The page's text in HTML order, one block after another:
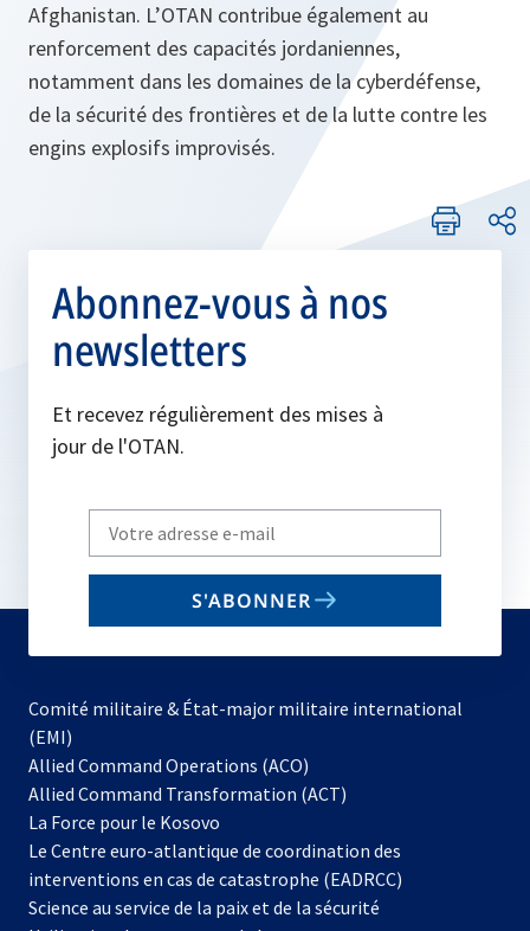
Afghanistan. L’OTAN contribue également au
renforcement des capacités jordaniennes,
notamment dans les domaines de la cyberdéfense,
de la sécurité des frontières et de la lutte contre les
engins explosifs improvisés.
Abonnez-vous à nos
newsletters
Et recevez régulièrement des mises à
jour de l'OTAN.
Write
your
email
S'ABONNER
Comité militaire & État-major militaire international
(EMI)
Allied Command Operations (ACO)
dans
nouvel
onglet
Allied Command Transformation (ACT)
La Force pour le Kosovo
dans
un
nouvel
Le Centre euro-atlantique de coordination des
interventions en cas de catastrophe (EADRCC)
Science au service de la paix et de la sécurité